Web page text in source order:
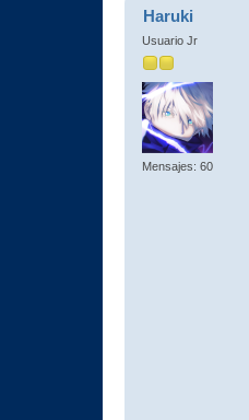
Haruki
Usuario Jr
Mensajes: 60